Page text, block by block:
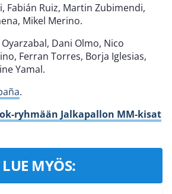
Fabián Ruiz, Martin Zubimendi,
Mikel Merino.
Dani Olmo, Nico
Ferran Torres, Borja Iglesias,
Yamal.
.
ryhmään Jalkapallon MM-kisat
LUE MYÖS: